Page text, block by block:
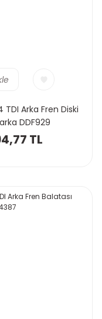
TDI Arka Fren Diski
DDF929
TL